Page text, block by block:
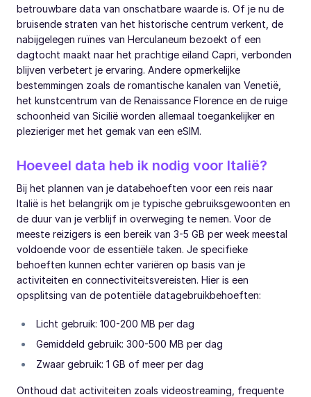
betrouwbare data van onschatbare waarde is. Of je nu de
bruisende straten van het historische centrum verkent, de
nabijgelegen ruïnes van Herculaneum bezoekt of een
dagtocht maakt naar het prachtige eiland Capri, verbonden
blijven verbetert je ervaring. Andere opmerkelijke
bestemmingen zoals de romantische kanalen van Venetië,
het kunstcentrum van de Renaissance Florence en de ruige
schoonheid van Sicilië worden allemaal toegankelijker en
plezieriger met het gemak van een eSIM.
Hoeveel data heb ik nodig voor Italië?
Bij het plannen van je databehoeften voor een reis naar
Italië is het belangrijk om je typische gebruiksgewoonten en
de duur van je verblijf in overweging te nemen. Voor de
meeste reizigers is een bereik van 3-5 GB per week meestal
voldoende voor de essentiële taken. Je specifieke
behoeften kunnen echter variëren op basis van je
activiteiten en connectiviteitsvereisten. Hier is een
opsplitsing van de potentiële datagebruikbehoeften:
Licht gebruik: 100-200 MB per dag
Gemiddeld gebruik: 300-500 MB per dag
Zwaar gebruik: 1 GB of meer per dag
Onthoud dat activiteiten zoals videostreaming, frequente